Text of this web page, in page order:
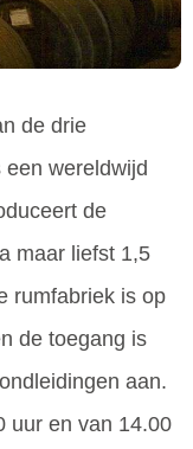
de drie
wereldwijd
de
maar liefst 1,5
rumfabriek is op
de toegang is
aan.
uur en van 14.00